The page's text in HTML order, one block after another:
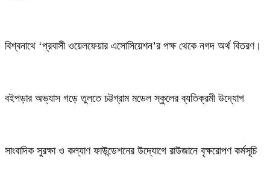
বিশ্বনাথে ‘প্রবাসী ওয়েলফেয়ার এসোসিয়েশন’র পক্ষ থেকে নগদ অর্থ বিতরণ।
বইপড়ার অভ্যাস গড়ে তুলতে চট্টগ্রাম মডেল স্কুলের ব্যতিক্রমী উদ্যোগ
সাংবাদিক সুরক্ষা ও কল্যাণ ফাউন্ডেশনের উদ্যোগে রাউজানে বৃক্ষরোপণ কর্মসূচি